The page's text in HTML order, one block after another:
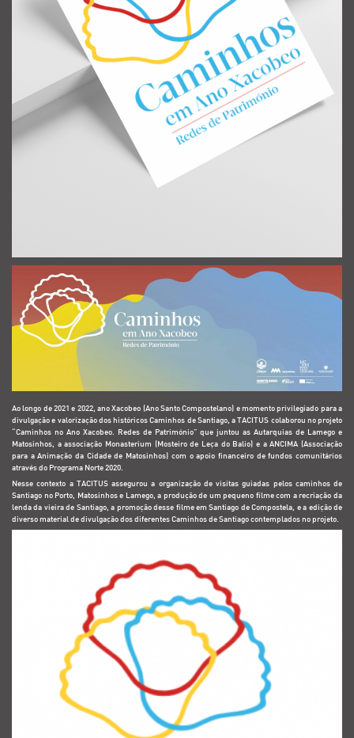
Ao longo de 2021 e 2022, ano Xacobeo (Ano Santo Compostelano) e momento privilegiado para a
divulgação e valorização dos históricos Caminhos de Santiago, a TACITUS colaborou no projeto
“Caminhos no Ano Xacobeo. Redes de Património” que juntou as Autarquias de Lamego e
Matosinhos, a associação Monasterium (Mosteiro de Leça do Balio) e a ANCIMA (Associação
para a Animação da Cidade de Matosinhos) com o apoio financeiro de fundos comunitários
através do Programa Norte 2020.
Nesse contexto a TACITUS assegurou a organização de visitas guiadas pelos caminhos de
Santiago no Porto, Matosinhos e Lamego, a produção de um pequeno filme com a recriação da
lenda da vieira de Santiago, a promoção desse filme em Santiago de Compostela, e a edição de
diverso material de divulgação dos diferentes Caminhos de Santiago contemplados no projeto.